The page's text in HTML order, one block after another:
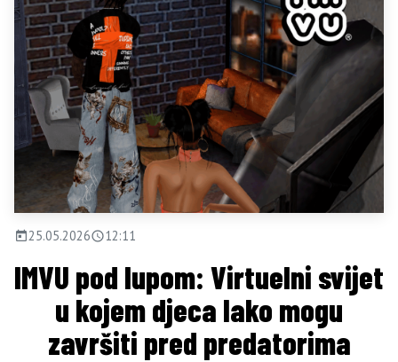
25.05.2026 12:11
IMVU pod lupom: Virtuelni svijet
u kojem djeca lako mogu
završiti pred predatorima